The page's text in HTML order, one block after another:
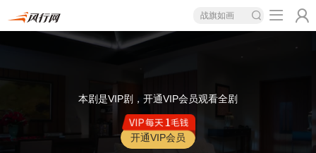
战旗如画
本剧是VIP剧，开通VIP会员观看全剧
开通VIP会员